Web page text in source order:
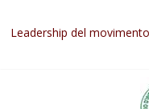
Abdullah Öcalan: Le
legge positiva
Leadership del
Commissione donne del